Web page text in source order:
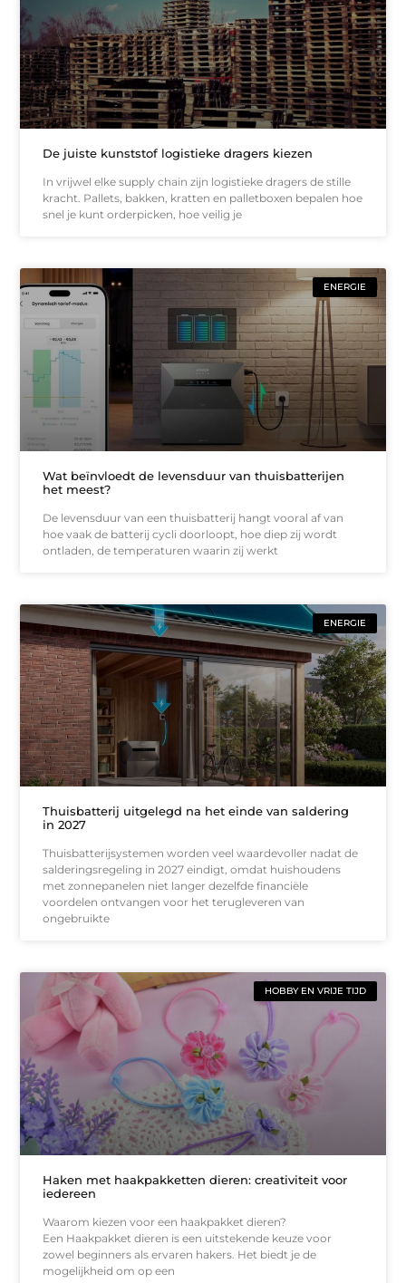
De juiste kunststof logistieke dragers kiezen
In vrijwel elke supply chain zijn logistieke dragers de stille
kracht. Pallets, bakken, kratten en palletboxen bepalen hoe
snel je kunt orderpicken, hoe veilig je
ENERGIE
Wat beïnvloedt de levensduur van thuisbatterijen
het meest?
De levensduur van een thuisbatterij hangt vooral af van
hoe vaak de batterij cycli doorloopt, hoe diep zij wordt
ontladen, de temperaturen waarin zij werkt
ENERGIE
Thuisbatterij uitgelegd na het einde van saldering
in 2027
Thuisbatterijsystemen worden veel waardevoller nadat de
salderingsregeling in 2027 eindigt, omdat huishoudens
met zonnepanelen niet langer dezelfde financiële
voordelen ontvangen voor het terugleveren van
ongebruikte
HOBBY EN VRIJE TIJD
Haken met haakpakketten dieren: creativiteit voor
iedereen
Waarom kiezen voor een haakpakket dieren?
Een Haakpakket dieren is een uitstekende keuze voor
zowel beginners als ervaren hakers. Het biedt je de
mogelijkheid om op een